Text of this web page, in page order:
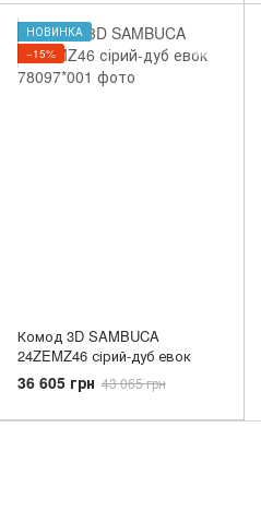
НОВИНКА
−15%
Комод 3D SAMBUCA
24ZEMZ46 сірий-дуб евок
36 605 грн 43 065 грн